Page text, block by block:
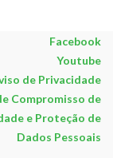
Facebook
Youtube
de Privacidade
Compromisso de
e Proteção de
Dados Pessoais